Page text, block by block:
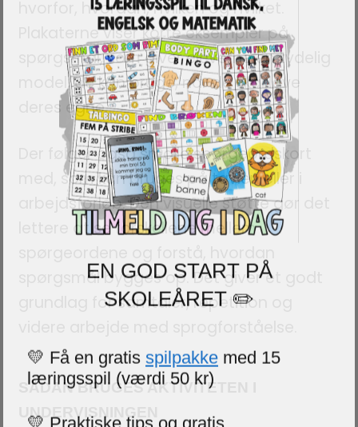
hvorfor, hvordan, hvilken og hvilket.
Plakaterne viser korte eksempler på
spørgsmål, som giver eleverne en tydelig
model, de kan bruge, når de skal lave
deres egne.
Der følger også smalle spørgeordskort
med, som kan bruges på tavlen eller i
arbejdsforløb. Den visuelle støtte gør det
lettere at se forskellene mellem
spørgsmål bygges op. Det giver et godt
grundlag for samtaler, repetition og
SÅDAN BRUGES AKTIVITETEN I
UNDERVISNINGEN
EN GOD START PÅ
SKOLEÅRET ✏️
💛 Få en gratis spilpakke med 15
læringsspil (værdi 50 kr)
💛 Praktiske tips og gratis